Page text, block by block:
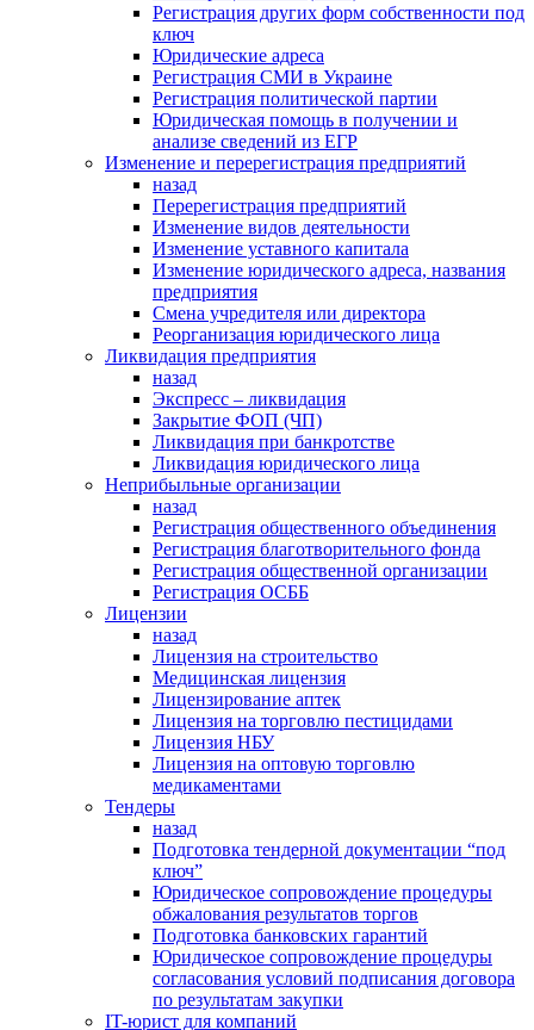
Регистрация других форм собственности под
ключ
Юридические адреса
Регистрация СМИ в Украине
Регистрация политической партии
Юридическая помощь в получении и
анализе сведений из ЕГР
Изменение и перерегистрация предприятий
назад
Перерегистрация предприятий
Изменение видов деятельности
Изменение уставного капитала
Изменение юридического адреса, названия
предприятия
Смена учредителя или директора
Реорганизация юридического лица
Ликвидация предприятия
назад
Экспресс – ликвидация
Закрытие ФОП (ЧП)
Ликвидация при банкротстве
Ликвидация юридического лица
Неприбыльные организации
назад
Регистрация общественного объединения
Регистрация благотворительного фонда
Регистрация общественной организации
Регистрация ОСББ
Лицензии
назад
Лицензия на строительство
Медицинская лицензия
Лицензирование аптек
Лицензия на торговлю пестицидами
Лицензия НБУ
Лицензия на оптовую торговлю
медикаментами
Тендеры
назад
Подготовка тендерной документации “под
ключ”
Юридическое сопровождение процедуры
обжалования результатов торгов
Подготовка банковских гарантий
Юридическое сопровождение процедуры
согласования условий подписания договора
по результатам закупки
IT-юрист для компаний